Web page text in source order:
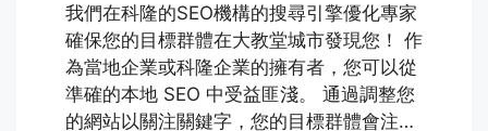
我們在科隆的SEO機構的搜尋引擎優化專家
確保您的目標群體在大教堂城市發現您！ 作
為當地企業或科隆企業的擁有者，您可以從
準確的本地 SEO 中受益匪淺。 通過調整您
的網站以關注關鍵字，您的目標群體會注…